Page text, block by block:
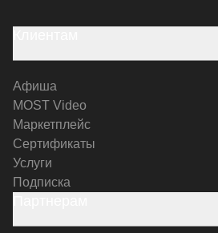
Афиша
MOST Video
Маркетплейс
Сертификаты
Услуги
Подписка